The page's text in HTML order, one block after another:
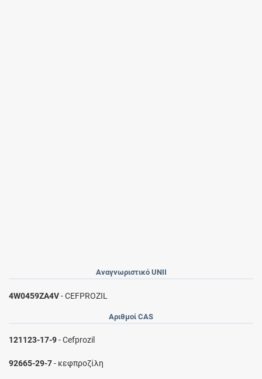
Αναγνωριστικό UNII
4W0459ZA4V- CEFPROZIL
Αριθμοί CAS
121123-17-9- Cefprozil
92665-29-7- κεφπροζίλη